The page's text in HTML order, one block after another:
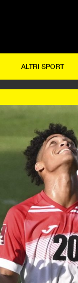
ALTRI SPORT